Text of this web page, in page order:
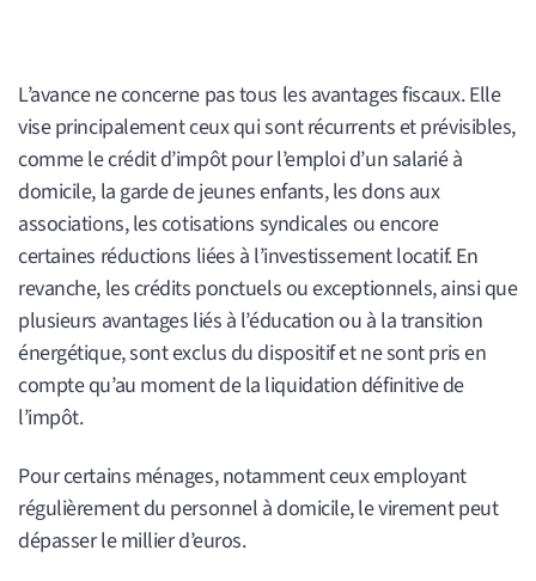
L’avance ne concerne pas tous les avantages fiscaux. Elle
vise principalement ceux qui sont récurrents et prévisibles,
comme le crédit d’impôt pour l’emploi d’un salarié à
domicile, la garde de jeunes enfants, les dons aux
associations, les cotisations syndicales ou encore
certaines réductions liées à l’investissement locatif. En
revanche, les crédits ponctuels ou exceptionnels, ainsi que
plusieurs avantages liés à l’éducation ou à la transition
énergétique, sont exclus du dispositif et ne sont pris en
compte qu’au moment de la liquidation définitive de
l’impôt.
Pour certains ménages, notamment ceux employant
régulièrement du personnel à domicile, le virement peut
dépasser le millier d’euros.